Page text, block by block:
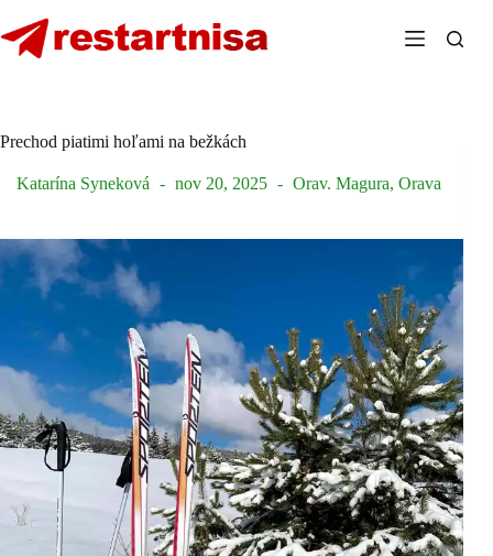
to
content
Prechod piatimi hoľami na bežkách
Katarína Syneková nov 20, 2025 Orav. Magura, Orava